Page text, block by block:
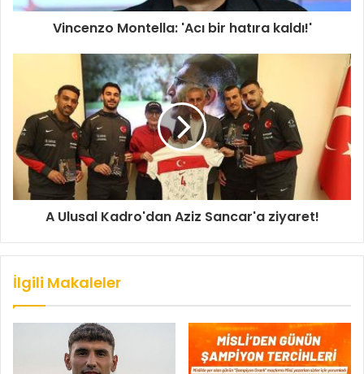
Vincenzo Montella: 'Acı bir hatıra kaldı!'
A Ulusal Kadro'dan Aziz Sancar'a ziyaret!
İlgili Makaleler